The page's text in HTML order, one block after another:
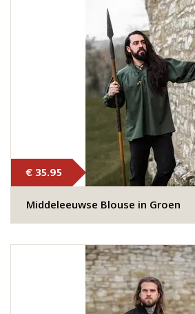
€ 35.95
Middeleeuwse Blouse in Groen